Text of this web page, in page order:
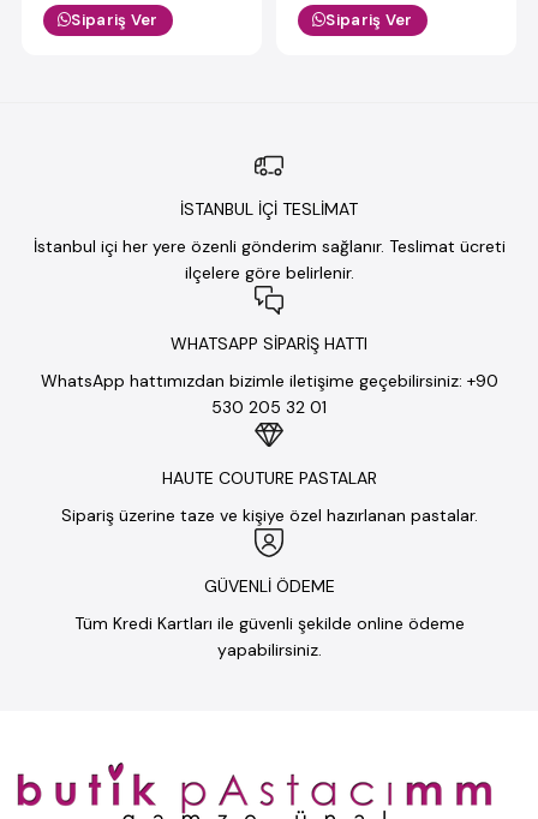
Sipariş Ver Sipariş Ver
İSTANBUL İÇİ TESLİMAT
İstanbul içi her yere özenli gönderim sağlanır. Teslimat ücreti
ilçelere göre belirlenir.
WHATSAPP SİPARİŞ HATTI
WhatsApp hattımızdan bizimle iletişime geçebilirsiniz: +90
530 205 32 01
HAUTE COUTURE PASTALAR
Sipariş üzerine taze ve kişiye özel hazırlanan pastalar.
GÜVENLİ ÖDEME
Tüm Kredi Kartları ile güvenli şekilde online ödeme
yapabilirsiniz.